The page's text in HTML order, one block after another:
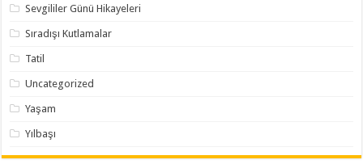
Sevgililer Günü Hikayeleri
Sıradışı Kutlamalar
Tatil
Uncategorized
Yaşam
Yılbaşı